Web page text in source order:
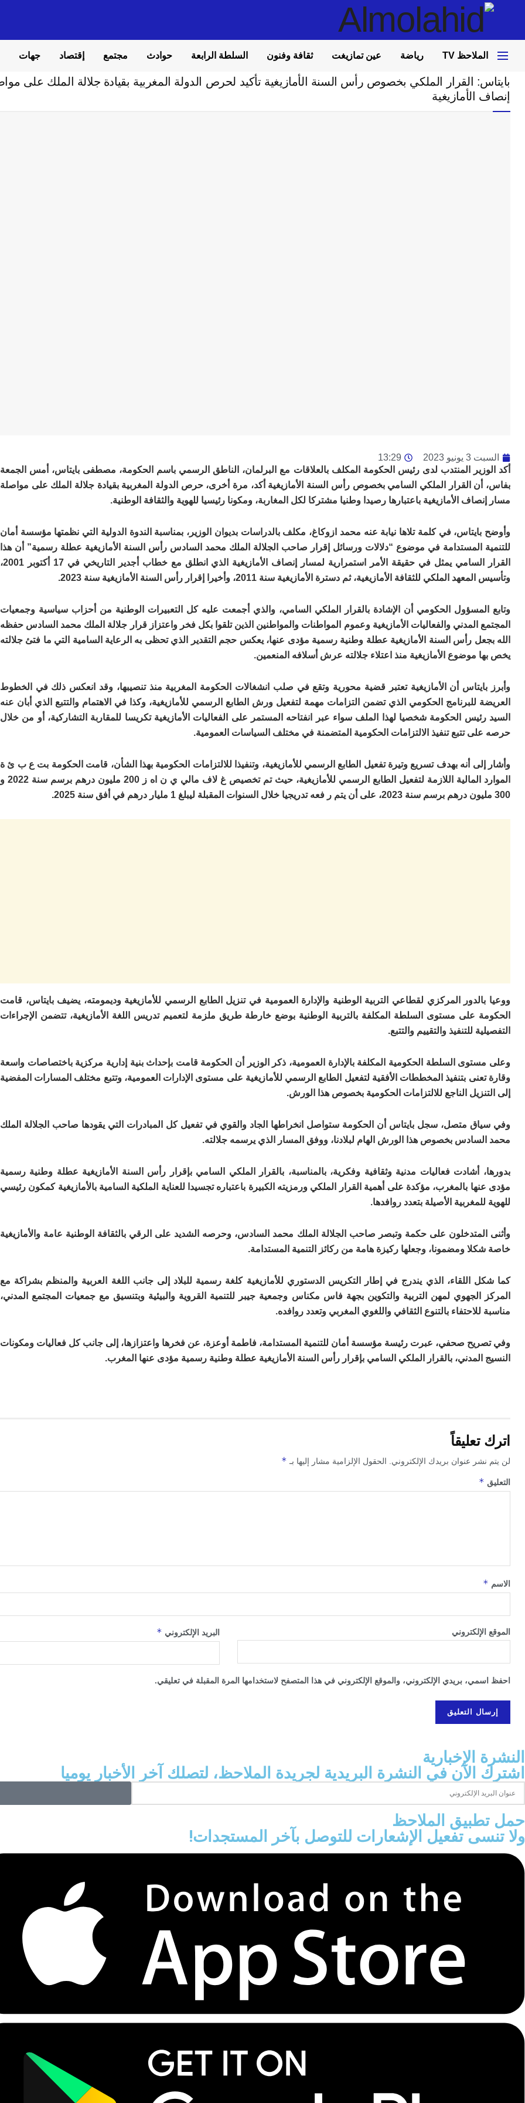
جهات إقتصاد مجتمع حوادث السلطة الرابعة ثقافة وفنون عين تمازيغت رياضة الملاحظ TV
بايتاس: القرار الملكي بخصوص رأس السنة الأمازيغية تأكيد لحرص الدولة المغربية بقيادة جلالة الملك على
إنصاف الأمازيغية
السبت 3 يونيو 2023
13:29
أكد الوزير المنتدب لدى رئيس الحكومة المكلف بالعلاقات مع البرلمان، الناطق الرسمي باسم الحكومة، مصطفى بايتاس، أمس الجمعة
بفاس، أن القرار الملكي السامي بخصوص رأس السنة الأمازيغية أكد، مرة أخرى، حرص الدولة المغربية بقيادة جلالة الملك على مواصلة
مسار إنصاف الأمازيغية باعتبارها رصيدا وطنيا مشتركا لكل المغاربة، ومكونا رئيسيا للهوية والثقافة الوطنية.
وأوضح بايتاس، في كلمة تلاها نيابة عنه محمد ازوكاغ، مكلف بالدراسات بديوان الوزير، بمناسبة الندوة الدولية التي نظمتها مؤسسة أمان
للتنمية المستدامة في موضوع “دلالات ورسائل إقرار صاحب الجلالة الملك محمد السادس رأس السنة الأمازيغية عطلة رسمية” أن هذا
القرار السامي يمثل في حقيقة الأمر استمرارية لمسار إنصاف الأمازيغية الذي انطلق مع خطاب أجدير التاريخي في 17 أكتوبر 2001،
وتأسيس المعهد الملكي للثقافة الأمازيغية، ثم دسترة الأمازيغية سنة 2011، وأخيرا إقرار رأس السنة الأمازيغية سنة 2023.
وتابع المسؤول الحكومي أن الإشادة بالقرار الملكي السامي، والذي أجمعت عليه كل التعبيرات الوطنية من أحزاب سياسية وجمعيات
المجتمع المدني والفعاليات الأمازيغية وعموم المواطنات والمواطنين الذين تلقوا بكل فخر واعتزاز قرار جلالة الملك محمد السادس حفظه
الله بجعل رأس السنة الأمازيغية عطلة وطنية رسمية مؤدى عنها، يعكس حجم التقدير الذي تحظى به الرعاية السامية التي ما فتئ جلالته
يخص بها موضوع الأمازيغية منذ اعتلاء جلالته عرش أسلافه المنعمين.
وأبرز بايتاس أن الأمازيغية تعتبر قضية محورية وتقع في صلب انشغالات الحكومة المغربية منذ تنصيبها، وقد انعكس ذلك في الخطوط
العريضة للبرنامج الحكومي الذي تضمن التزامات مهمة لتفعيل ورش الطابع الرسمي للأمازيغية، وكذا في الاهتمام والتتبع الذي أبان عنه
السيد رئيس الحكومة شخصيا لهذا الملف سواء عبر انفتاحه المستمر على الفعاليات الأمازيغية تكريسا للمقاربة التشاركية، أو من خلال
حرصه على تتبع تنفيذ الالتزامات الحكومية المتضمنة في مختلف السياسات العمومية.
وأشار إلى أنه بهدف تسريع وتيرة تفعيل الطابع الرسمي للأمازيغية، وتنفيذا للالتزامات الحكومية بهذا الشأن، قامت الحكومة بت ع ب ئ ة
الموارد المالية اللازمة لتفعيل الطابع الرسمي للأمازيغية، حيث تم تخصيص غ لاف مالي ي ن اه ز 200 مليون درهم برسم سنة 2022 و
300 مليون درهم برسم سنة 2023، على أن يتم ر فعه تدريجيا خلال السنوات المقبلة ليبلغ 1 مليار درهم في أفق سنة 2025.
ووعيا بالدور المركزي لقطاعي التربية الوطنية والإدارة العمومية في تنزيل الطابع الرسمي للأمازيغية وديمومته، يضيف بايتاس، قامت
الحكومة على مستوى السلطة المكلفة بالتربية الوطنية بوضع خارطة طريق ملزمة لتعميم تدريس اللغة الأمازيغية، تتضمن الإجراءات
التفصيلية للتنفيذ والتقييم والتتبع.
وعلى مستوى السلطة الحكومية المكلفة بالإدارة العمومية، ذكر الوزير أن الحكومة قامت بإحداث بنية إدارية مركزية باختصاصات واسعة
وقارة تعنى بتنفيذ المخططات الأفقية لتفعيل الطابع الرسمي للأمازيغية على مستوى الإدارات العمومية، وتتبع مختلف المسارات المفضية
إلى التنزيل الناجع للالتزامات الحكومية بخصوص هذا الورش.
وفي سياق متصل، سجل بايتاس أن الحكومة ستواصل انخراطها الجاد والقوي في تفعيل كل المبادرات التي يقودها صاحب الجلالة الملك
محمد السادس بخصوص هذا الورش الهام لبلادنا، ووفق المسار الذي يرسمه جلالته.
بدورها، أشادت فعاليات مدنية وثقافية وفكرية، بالمناسبة، بالقرار الملكي السامي بإقرار رأس السنة الأمازيغية عطلة وطنية رسمية
مؤدى عنها بالمغرب، مؤكدة على أهمية القرار الملكي ورمزيته الكبيرة باعتباره تجسيدا للعناية الملكية السامية بالأمازيغية كمكون رئيسي
للهوية للمغربية الأصيلة بتعدد روافدها.
وأثنى المتدخلون على حكمة وتبصر صاحب الجلالة الملك محمد السادس، وحرصه الشديد على الرقي بالثقافة الوطنية عامة والأمازيغية
خاصة شكلا ومضمونا، وجعلها ركيزة هامة من ركائز التنمية المستدامة.
كما شكل اللقاء، الذي يندرج في إطار التكريس الدستوري للأمازيغية كلغة رسمية للبلاد إلى جانب اللغة العربية والمنظم بشراكة مع
المركز الجهوي لمهن التربية والتكوين بجهة فاس مكناس وجمعية جيبر للتنمية القروية والبيئية وبتنسيق مع جمعيات المجتمع المدني،
مناسبة للاحتفاء بالتنوع الثقافي واللغوي المغربي وتعدد روافده.
وفي تصريح صحفي، عبرت رئيسة مؤسسة أمان للتنمية المستدامة، فاطمة أوعزة، عن فخرها واعتزازها، إلى جانب كل فعاليات ومكونات
النسيج المدني، بالقرار الملكي السامي بإقرار رأس السنة الأمازيغية عطلة وطنية رسمية مؤدى عنها المغرب.
اترك تعليقاً
لن يتم نشر عنوان بريدك الإلكتروني. الحقول الإلزامية مشار إليها بـ *
التعليق *
الاسم *
البريد الإلكتروني * الموقع الإلكتروني
احفظ اسمي، بريدي الإلكتروني، والموقع الإلكتروني في هذا المتصفح لاستخدامها المرة المقبلة في تعليقي.
النشرة الإخبارية
اشترك الآن في النشرة البريدية لجريدة الملاحظ، لتصلك آخر الأخبار يوميا
‫حمل تطبيق الملاحظ
ولا تنسى تفعيل الإشعارات للتوصل بآخر المستجدات!